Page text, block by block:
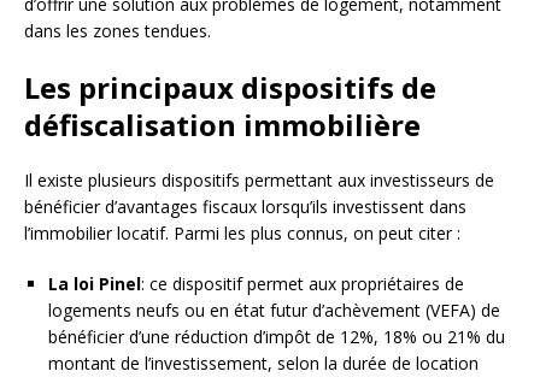
d’offrir une solution aux problèmes de logement, notamment
dans les zones tendues.
Les principaux dispositifs de
défiscalisation immobilière
Il existe plusieurs dispositifs permettant aux investisseurs de
bénéficier d’avantages fiscaux lorsqu’ils investissent dans
l’immobilier locatif. Parmi les plus connus, on peut citer :
La loi Pinel: ce dispositif permet aux propriétaires de
logements neufs ou en état futur d’achèvement (VEFA) de
bénéficier d’une réduction d’impôt de 12%, 18% ou 21% du
montant de l’investissement, selon la durée de location